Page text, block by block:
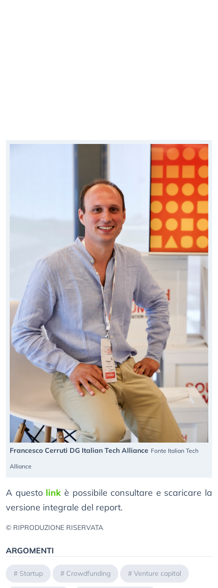
Francesco Cerruti DG Italian Tech Alliance Fonte Italian Tech
Alliance
A questo link è possibile consultare e scaricare la
versione integrale del report.
© RIPRODUZIONE RISERVATA
ARGOMENTI
# Startup # Crowdfunding # Venture capital